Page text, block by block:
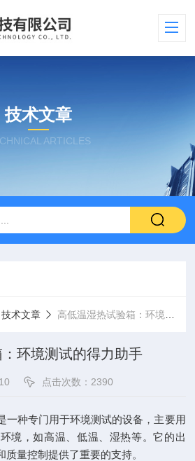
技术文章
ARTICLES
技术文章 高低温湿热试验箱：环境测试的得力助手
环境测试的得力助手
点击次数：2390
一种专门用于环境测试的设备，主要用
境，如高温、低温、湿热等。它的出
量控制提供了重要的支持。